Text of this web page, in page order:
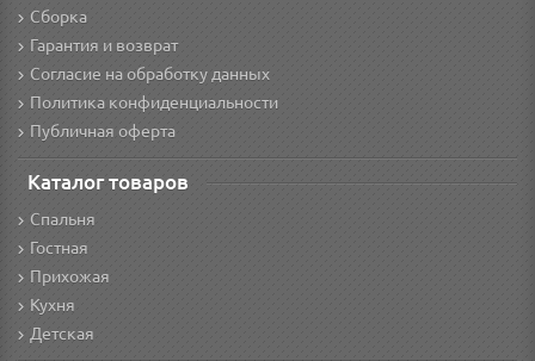
Сборка
Гарантия и возврат
Согласие на обработку данных
Политика конфиденциальности
Публичная оферта
Каталог товаров
Спальня
Гостная
Прихожая
Кухня
Детская